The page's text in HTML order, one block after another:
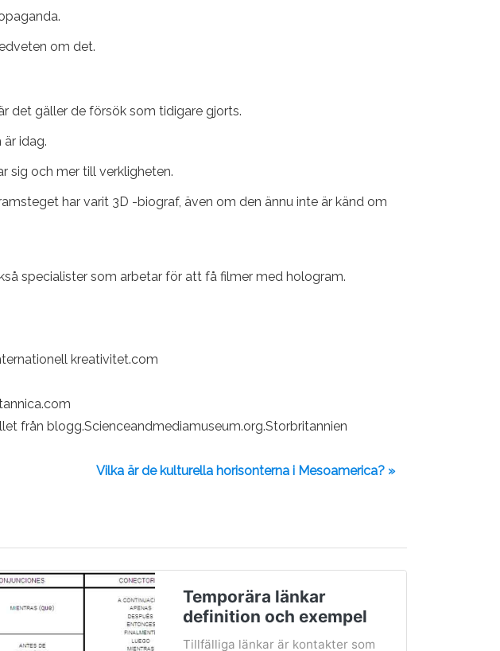
om det.
det gäller de försök som tidigare gjorts.
idag.
sig och mer till verkligheten.
har varit 3D -biograf, även om den ännu inte är känd om
specialister som arbetar för att få filmer med hologram.
kreativitet.com
från blogg.Scienceandmediamuseum.org.Storbritannien
Vilka är de kulturella horisonterna i Mesoamerica? »
Temporära länkar
definition och exempel
Tillfälliga länkar är kontakter som